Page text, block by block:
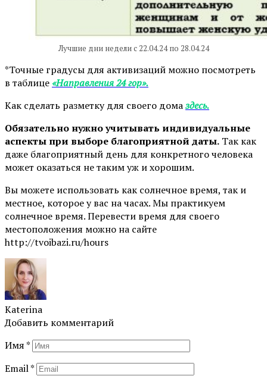
Лучшие дни недели с 22.04.24 по 28.04.24
*Точные градусы для активизаций можно посмотреть
в таблице«Направления 24 гор».
Как сделать разметку для своего домаздесь.
Обязательно нужно учитывать индивидуальные
аспекты при выборе благоприятной даты. Так как
даже благоприятный день для конкретного человека
может оказаться не таким уж и хорошим.
Вы можете использовать как солнечное время, так и
местное, которое у вас на часах. Мы практикуем
солнечное время. Перевести время для своего
местоположения можно на сайте
http://tvoibazi.ru/hours
Katerina
Добавить комментарий
Имя*
Email*